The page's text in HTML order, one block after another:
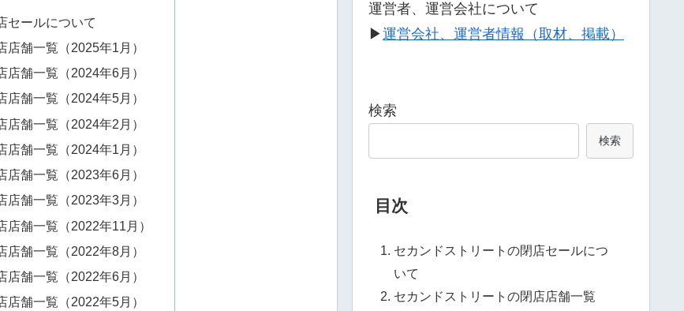
セールについて
舗一覧（2025年1月）
舗一覧（2024年6月）
舗一覧（2024年5月）
舗一覧（2024年2月）
舗一覧（2024年1月）
舗一覧（2023年6月）
舗一覧（2023年3月）
舗一覧（2022年11月）
舗一覧（2022年8月）
舗一覧（2022年6月）
舗一覧（2022年5月）
運営者、運営会社について
▶運営会社、運営者情報（取材、掲載）
検索
検索
目次
セカンドストリートの閉店セールにつ
いて
セカンドストリートの閉店店舗一覧